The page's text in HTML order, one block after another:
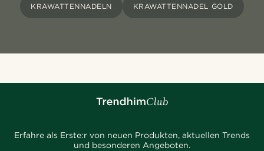
KRAWATTENNADELN KRAWATTENNADEL GOLD
Erfahre als Erste:r von neuen Produkten, aktuellen Trends
und besonderen Angeboten.